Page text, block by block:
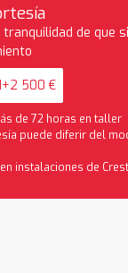
de que
500 €
de 72 horas en taller
puede diferir del
instalaciones de